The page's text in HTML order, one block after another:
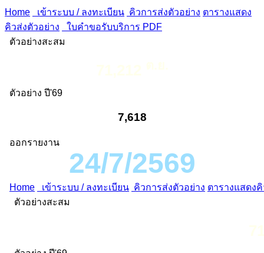
Home เข้าระบบ / ลงทะเบียน คิวการส่งตัวอย่าง ตารางแสดง
คิวส่งตัวอย่าง
ใบคำขอรับบริการ PDF
ตัวอย่างสะสม
ตัวอย่าง ปี'69
7,618
ออกรายงาน
24/7/2569